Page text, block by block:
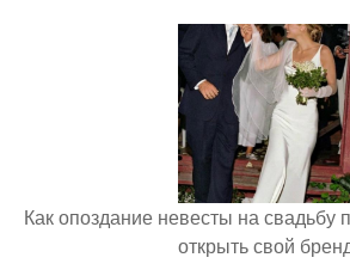
Как опоздание невесты на свадьбу
открыть свой